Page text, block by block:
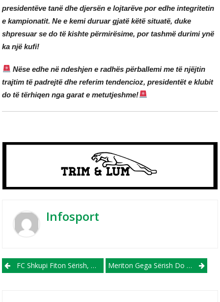
presidentëve tanë dhe djersën e lojtarëve por edhe integritetin
e kampionatit. Ne e kemi duruar gjatë këtë situatë, duke
shpresuar se do të kishte përmirësime, por tashmë durimi ynë
ka një kufi!
Nëse edhe në ndeshjen e radhës përballemi me të njëjtin
trajtim të padrejtë dhe referim tendencioz, presidentët e klubit
do të tërhiqen nga garat e metutjeshme!
Infosport
Post navigation
FC Shkupi Fiton Sërish, Dyshja Avronyo-Imeri Shënon Sërish (VIDEO) Meriton Gega Sërish Do Udhëheq Strugën, Dhe Sërish Do Të Debutojë Kundër Gostivarit